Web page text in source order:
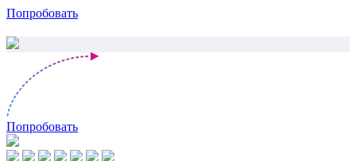
Попробовать
Попробовать